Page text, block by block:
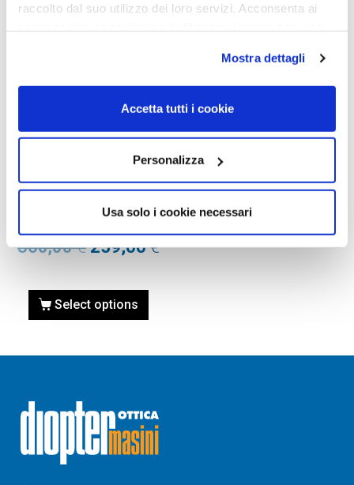
raccolto dal suo utilizzo dei loro servizi. Acconsenta ai
Mostra dettagli
Accetta tutti i cookie
Personalizza
Usa solo i cookie necessari
OCCHIALI DA SOLE
OCCHIALE DA SOLE SAINT
LAURENT SL 596 DUNE-001
NERO
360,00€ 259,00€
Select options